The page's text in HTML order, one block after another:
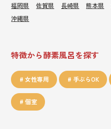
福岡県 佐賀県 長崎県 熊本県
沖縄県
特徴から酵素風呂を探す
女性専用 手ぶらOK
個室